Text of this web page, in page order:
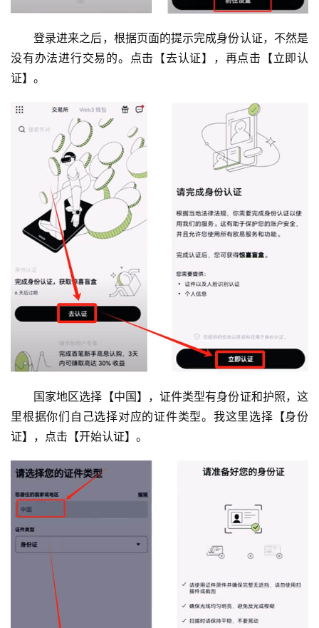
登录进来之后，根据页面的提示完成身份认证，不然是
没有办法进行交易的。点击【去认证】，再点击【立即认
证】。
国家地区选择【中国】，证件类型有身份证和护照，这
里根据你们自己选择对应的证件类型。我这里选择【身份
证】，点击【开始认证】。